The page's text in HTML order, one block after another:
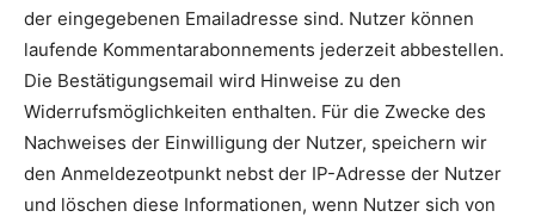
der eingegebenen Emailadresse sind. Nutzer können
laufende Kommentarabonnements jederzeit abbestellen.
Die Bestätigungsemail wird Hinweise zu den
Widerrufsmöglichkeiten enthalten. Für die Zwecke des
Nachweises der Einwilligung der Nutzer, speichern wir
den Anmeldezeotpunkt nebst der IP-Adresse der Nutzer
und löschen diese Informationen, wenn Nutzer sich von